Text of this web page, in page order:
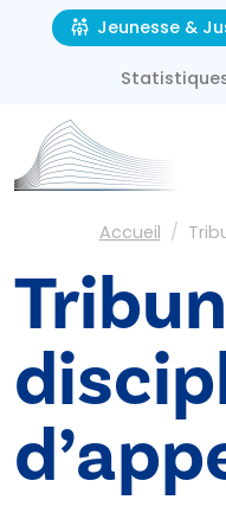
Aller au contenu
Second
Jeunesse &
Fil Accueil